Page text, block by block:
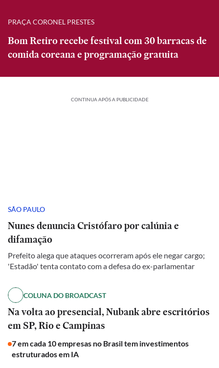
PRAÇA CORONEL PRESTES
Bom Retiro recebe festival com 30 barracas de
comida coreana e programação gratuita
CONTINUA APÓS A PUBLICIDADE
SÃO PAULO
Nunes denuncia Cristófaro por calúnia e
difamação
Prefeito alega que ataques ocorreram após ele negar cargo;
'Estadão' tenta contato com a defesa do ex-parlamentar
COLUNA DO BROADCAST
Na volta ao presencial, Nubank abre escritórios
em SP, Rio e Campinas
7 em cada 10 empresas no Brasil tem investimentos
estruturados em IA